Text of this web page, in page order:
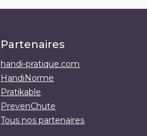
Partenaires
handi-pratique.com
HandiNorme
Pratikable
PrevenChute
Tous nos partenaires